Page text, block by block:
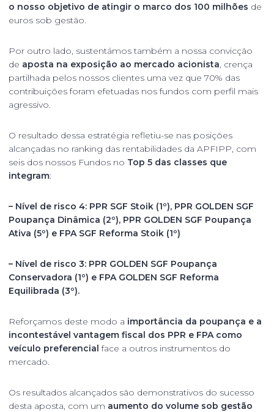
o nosso objetivo de atingir o marco dos 100 milhões de
euros sob gestão.
Por outro lado, sustentámos também a nossa convicção
de aposta na exposição ao mercado acionista , crença
partilhada pelos nossos clientes uma vez que 70% das
contribuições foram efetuadas nos fundos com perfil mais
agressivo.
O resultado dessa estratégia refletiu-se nas posições
alcançadas no ranking das rentabilidades da APFIPP, com
seis dos nossos Fundos no Top 5 das classes que
integram:
– Nível de risco 4: PPR SGF Stoik (1º), PPR GOLDEN SGF
Poupança Dinâmica (2º), PPR GOLDEN SGF Poupança
Ativa (5º) e FPA SGF Reforma Stoik (1º)
– Nível de risco 3: PPR GOLDEN SGF Poupança
Conservadora (1º) e FPA GOLDEN SGF Reforma
Equilibrada (3º).
Reforçamos deste modo a importância da poupança e a
incontestável vantagem fiscal dos PPR e FPA como
veículo preferencialface a outros instrumentos do
mercado.
Os resultados alcançados são demonstrativos do sucesso
desta aposta, com um aumento do volume sob gestão